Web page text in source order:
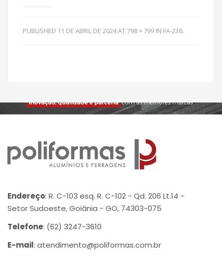
PUBLISHED 11 DE ABRIL DE 2024AT 798 × 799 IN FA-236.
Endereço: R. C-103 esq. R. C-102 - Qd. 206 Lt.14 -
Setor Sudoeste, Goiânia - GO, 74303-075
Telefone: (62) 3247-3610
E-mail: atendimento@poliformas.com.br